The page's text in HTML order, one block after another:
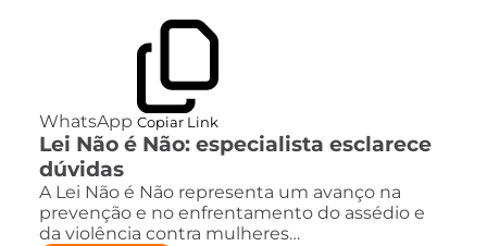
WhatsApp Copiar Link
Lei Não é Não: especialista esclarece
dúvidas
A Lei Não é Não representa um avanço na
prevenção e no enfrentamento do assédio e
da violência contra mulheres…